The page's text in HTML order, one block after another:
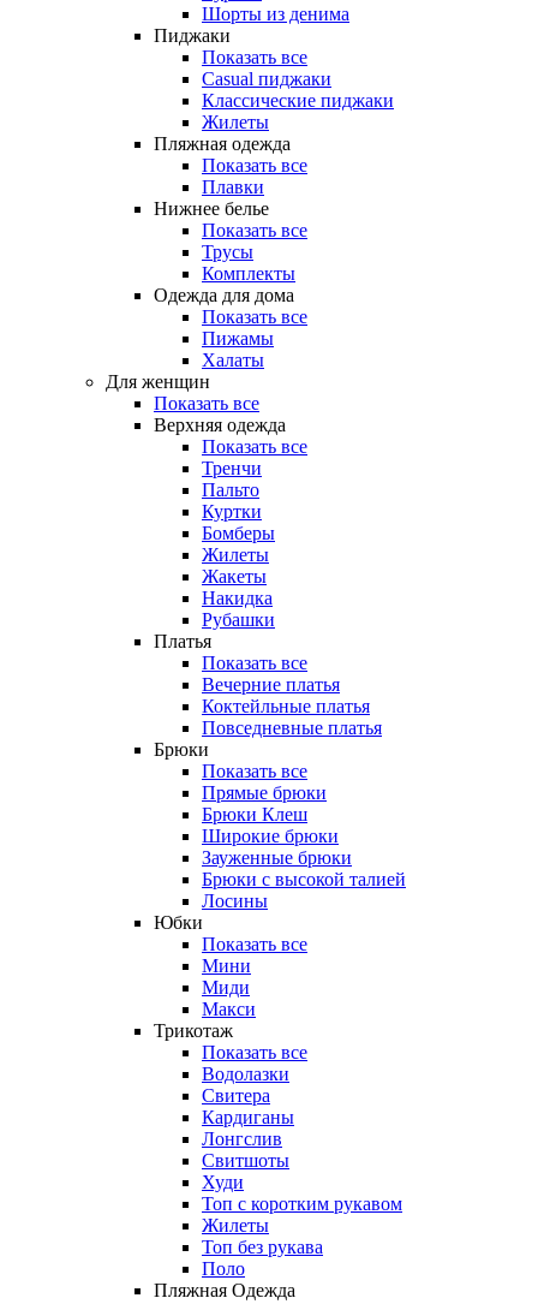
Шорты из денима
Пиджаки
Показать все
Casual пиджаки
Классические пиджаки
Жилеты
Пляжная одежда
Показать все
Плавки
Нижнее белье
Показать все
Трусы
Комплекты
Одежда для дома
Показать все
Пижамы
Халаты
Для женщин
Показать все
Верхняя одежда
Показать все
Тренчи
Пальто
Куртки
Бомберы
Жилеты
Жакеты
Накидка
Рубашки
Платья
Показать все
Вечерние платья
Коктейльные платья
Повседневные платья
Брюки
Показать все
Прямые брюки
Брюки Клеш
Широкие брюки
Зауженные брюки
Брюки с высокой талией
Лосины
Юбки
Показать все
Мини
Миди
Макси
Трикотаж
Показать все
Водолазки
Свитера
Кардиганы
Лонгслив
Свитшоты
Худи
Топ с коротким рукавом
Жилеты
Топ без рукава
Поло
Пляжная Одежда